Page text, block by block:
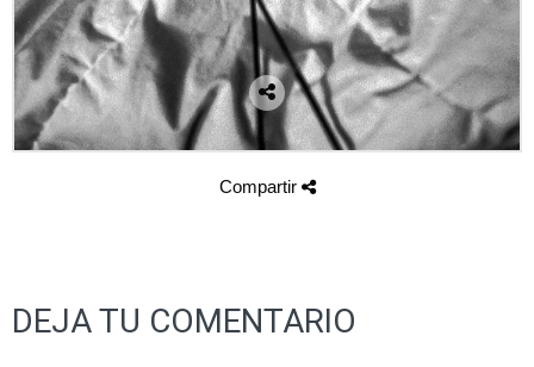
Compartir
DEJA TU COMENTARIO